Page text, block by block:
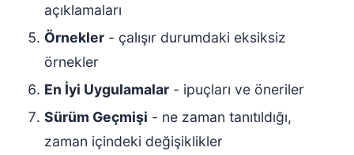
açıklamaları
Örnekler - çalışır durumdaki eksiksiz
örnekler
En İyi Uygulamalar - ipuçları ve öneriler
Sürüm Geçmişi - ne zaman tanıtıldığı,
zaman içindeki değişiklikler